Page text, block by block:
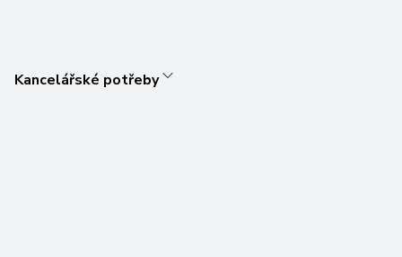
Kancelářské potřeby